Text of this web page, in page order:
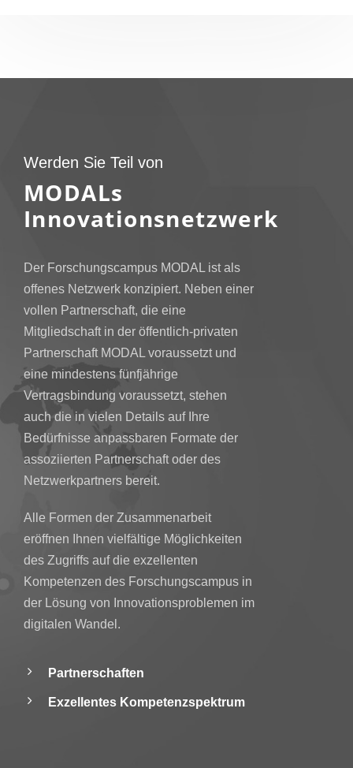
Werden Sie Teil von
MODALs
Innovationsnetzwerk
Der Forschungscampus MODAL ist als
offenes Netzwerk konzipiert. Neben einer
vollen Partnerschaft, die eine
Mitgliedschaft in der öffentlich-privaten
Partnerschaft MODAL voraussetzt und
eine mindestens fünfjährige
Vertragsbindung voraussetzt, stehen
auch die in vielen Details auf Ihre
Bedürfnisse anpassbaren Formate der
assoziierten Partnerschaft oder des
Netzwerkpartners bereit.
Alle Formen der Zusammenarbeit
eröffnen Ihnen vielfältige Möglichkeiten
des Zugriffs auf die exzellenten
Kompetenzen des Forschungscampus in
der Lösung von Innovationsproblemen im
digitalen Wandel.
Partnerschaften
Exzellentes Kompetenzspektrum